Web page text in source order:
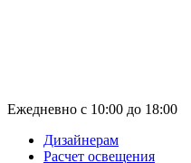
Ежедневно с 10:00 до 18:00
Дизайнерам
Расчет освещения